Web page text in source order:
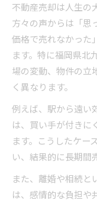
希望通りに
不動産
売却活
不動産
早期成
買主を
リスクを減
不動産
市況変
需要分
売却計
不動産売却は人生の
方々の声からは「思
価格で売れなかった
ます。特に福岡県北
場の変動、物件の立
く異なります。
例えば、駅から遠い
は、買い手が付きに
ます。こうしたケー
い、結果的に長期間
また、離婚や相続と
は、感情的な負担や